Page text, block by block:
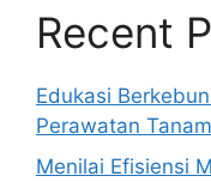
Recent
Edukasi
Perawatan
Menilai Efisiensi